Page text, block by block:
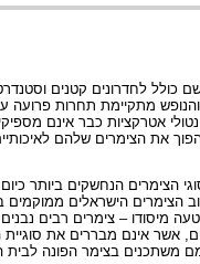
כולל לחדרונים קטנים
מתקיימת תחרות פרועה
אטרקציות כבר אינם
את הצימרים שלהם
הצימרים הנחשקים ביותר
הצימרים הישראלים
מיסודו – צימרים רבים
אשר אינם מבררים את סוגיית
משתכנים בצימר הפונה לבית